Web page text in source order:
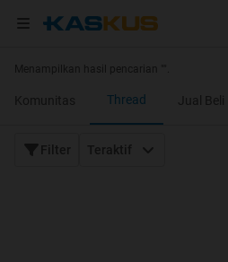
Menampilkan hasil pencarian "
Komunitas Thread Jual Beli
Filter Teraktif